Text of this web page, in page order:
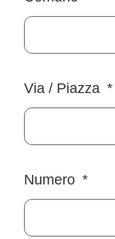
Via / Piazza
Numero